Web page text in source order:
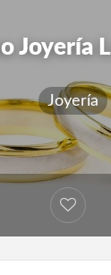
Joyería
Joyería